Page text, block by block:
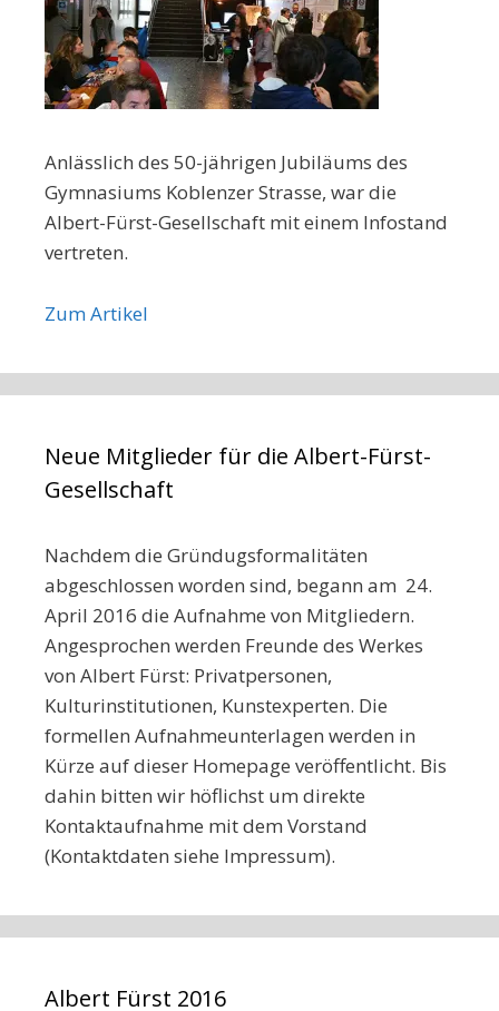
Anlässlich des 50-jährigen Jubiläums des
Gymnasiums Koblenzer Strasse, war die
Albert-Fürst-Gesellschaft mit einem Infostand
vertreten.
Zum Artikel
Neue Mitglieder für die Albert-Fürst-
Gesellschaft
Nachdem die Gründugsformalitäten
abgeschlossen worden sind, begann am 24.
April 2016 die Aufnahme von Mitgliedern.
Angesprochen werden Freunde des Werkes
von Albert Fürst: Privatpersonen,
Kulturinstitutionen, Kunstexperten. Die
formellen Aufnahmeunterlagen werden in
Kürze auf dieser Homepage veröffentlicht. Bis
dahin bitten wir höflichst um direkte
Kontaktaufnahme mit dem Vorstand
(Kontaktdaten siehe Impressum).
Albert Fürst 2016